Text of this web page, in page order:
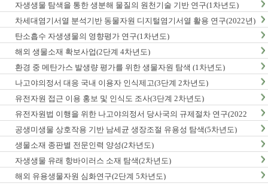
자생생물 탐색을 통한 생분해 물질의 원천기술 기반 연구(1차년도)
차세대염기서열 분석기반 동물자원 디지털염기서열 활용 연구(2022년)
탄소흡수 자생생물의 영향평가 연구(1차년도)
해외 생물소재 확보사업(2단계 4차년도)
환경 중 메탄가스 발생량 평가를 위한 생물자원 탐색 (1차년도)
나고야의정서 대응 국내 이용자 인식제고(3단계 2차년도)
유전자원 접근 이용 홍보 및 인식도 조사(3단계 2차년도)
유전자원법 이행을 위한 나고야의정서 당사국의 규제절차 연구(2022
년)
공생미생물 상호작용 기반 남세균 생장조절 유용성 탐색(5차년도)
생물소재 종판별 전문인력 양성(2차년도)
자생생물 유래 항바이러스 소재 탐색(2차년도)
해외 유용생물자원 심화연구(2단계 5차년도)